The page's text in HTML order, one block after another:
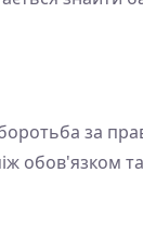
за
обов'язком та